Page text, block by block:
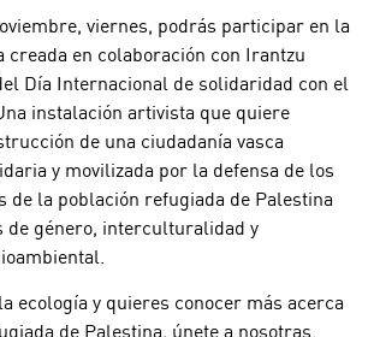
viernes, podrás participar en la
creada en colaboración con Irantzu
Día Internacional de solidaridad con el
instalación artivista que quiere
de una ciudadanía vasca
y movilizada por la defensa de los
de la población refugiada de Palestina
de género, interculturalidad y
ecología y quieres conocer más acerca
de Palestina, únete a nosotras.